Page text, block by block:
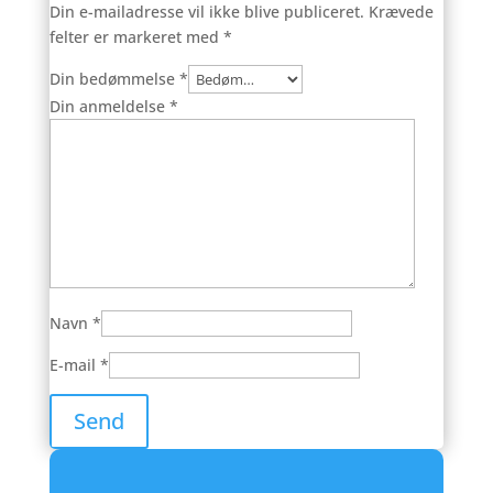
Din e-mailadresse vil ikke blive publiceret. Krævede
felter er markeret med *
Din bedømmelse *
Din anmeldelse *
Navn *
E-mail *